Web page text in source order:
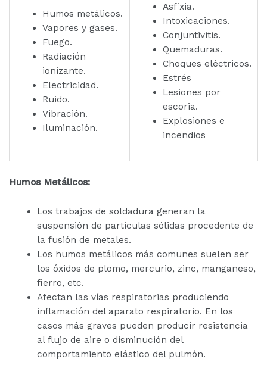
Humos metálicos.
Vapores y gases.
Fuego.
Radiación
ionizante.
Electricidad.
Ruido.
Vibración.
Iluminación.
Asfixia.
Intoxicaciones.
Conjuntivitis.
Quemaduras.
Choques eléctricos.
Estrés
Lesiones por
escoria.
Explosiones e
incendios
Humos Metálicos:
Los trabajos de soldadura generan la
suspensión de partículas sólidas procedente de
la fusión de metales.
Los humos metálicos más comunes suelen ser
los óxidos de plomo, mercurio, zinc, manganeso,
fierro, etc.
Afectan las vías respiratorias produciendo
inflamación del aparato respiratorio. En los
casos más graves pueden producir resistencia
al flujo de aire o disminución del
comportamiento elástico del pulmón.